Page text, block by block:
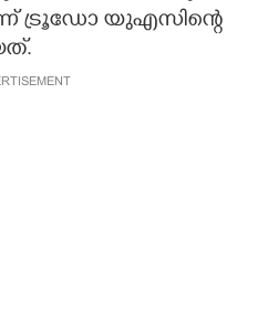
ട്രൂഡോ യുഎസിന്റെ